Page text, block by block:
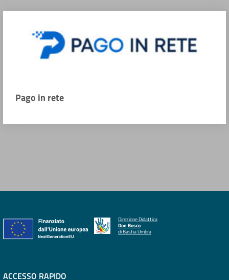
Pago in rete
Direzione Didattica
Don Bosco
di Bastia Umbra
ACCESSO RAPIDO